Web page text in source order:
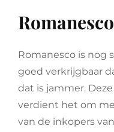
Romanesco is nog
goed verkrijgbaar
dat is jammer.
verdient het om
van de inkopers